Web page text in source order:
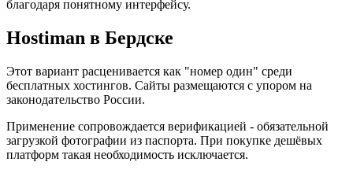
благодаря понятному интерфейсу.
Hostiman в Бердске
Этот вариант расценивается как "номер один" среди
бесплатных хостингов. Сайты размещаются с упором на
законодательство России.
Применение сопровождается верификацией - обязательной
загрузкой фотографии из паспорта. При покупке дешёвых
платформ такая необходимость исключается.